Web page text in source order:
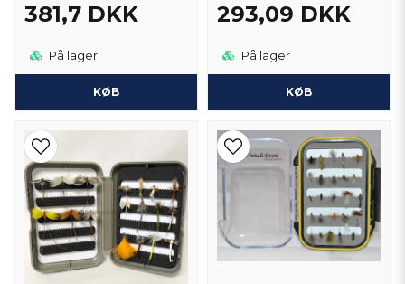
381,7 DKK
På lager
KØB
293,09 DKK
På lager
KØB